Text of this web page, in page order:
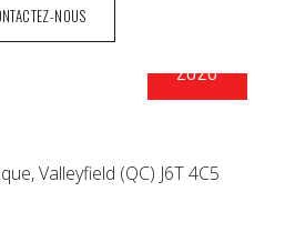
NOUS
2020
Valleyfield (QC) J6T 4C5